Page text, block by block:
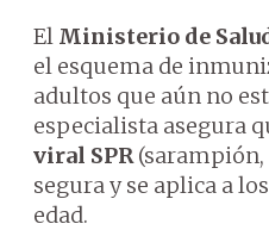
El Ministerio de
el esquema de
adultos que aún no
especialista asegura
viral SPR(sarampión,
segura y se aplica a
edad.